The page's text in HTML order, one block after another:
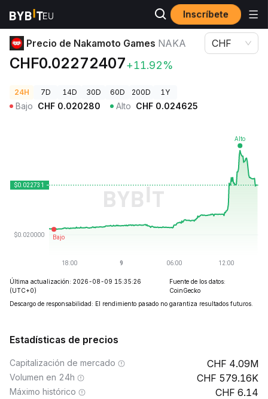
Inscríbete
Precios de Criptomonedas Precio de Nakamoto Games NAKA
Precio de Nakamoto Games NAKA
CHF0.02272407+11.92%
CHF
24H 7D 14D 30D 60D 200D 1Y
Bajo CHF 0.020280 Alto CHF 0.024625
Última actualización: 2026-08-09 15:35:26
(UTC+0)
Fuente de los datos:
CoinGecko
Descargo de responsabilidad: El rendimiento pasado no garantiza resultados futuros.
Estadísticas de precios
Capitalización de mercado 4.09M
Volumen en 24h 579.16K
Máximo histórico 6.14